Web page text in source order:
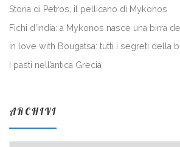
Storia di Petros, il pellicano di Mykonos
Fichi d’india: a Mykonos nasce una birra
In love with Bougatsa: tutti i segreti della
I pasti nell’antica Grecia
ARCHIVI